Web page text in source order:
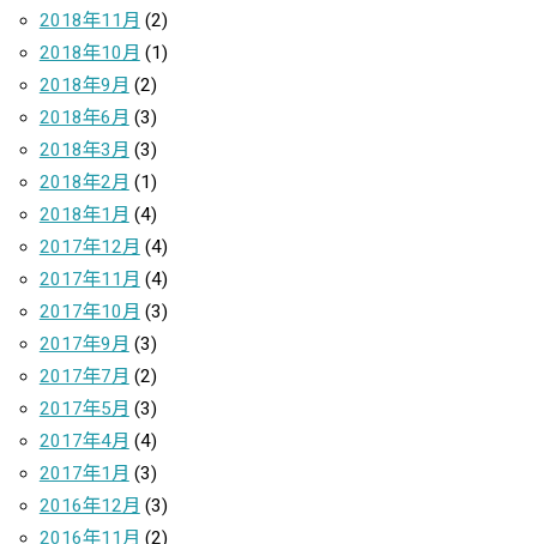
2018年11月 (2)
2018年10月 (1)
2018年9月 (2)
2018年6月 (3)
2018年3月 (3)
2018年2月 (1)
2018年1月 (4)
2017年12月 (4)
2017年11月 (4)
2017年10月 (3)
2017年9月 (3)
2017年7月 (2)
2017年5月 (3)
2017年4月 (4)
2017年1月 (3)
2016年12月 (3)
2016年11月 (2)